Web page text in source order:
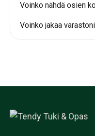
Voinko nähdä osien
Voinko jakaa